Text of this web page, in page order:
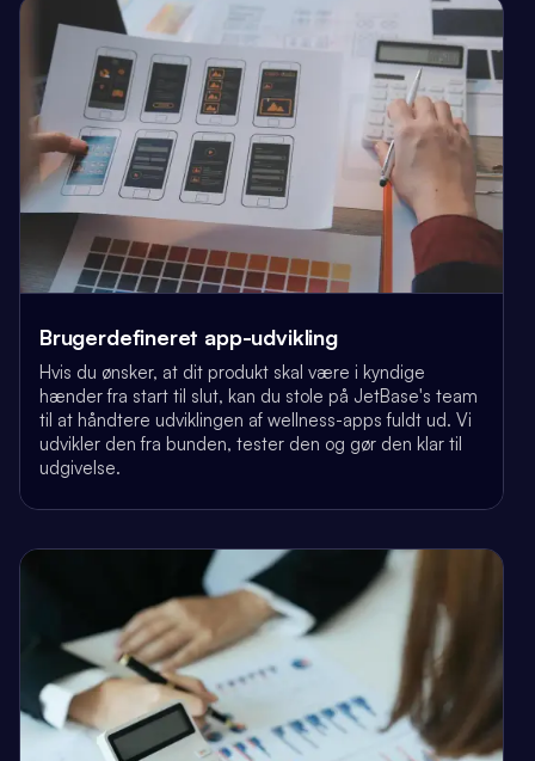
Brugerdefineret app-udvikling
Hvis du ønsker, at dit produkt skal være i kyndige
hænder fra start til slut, kan du stole på JetBase's team
til at håndtere udviklingen af wellness-apps fuldt ud. Vi
udvikler den fra bunden, tester den og gør den klar til
udgivelse.